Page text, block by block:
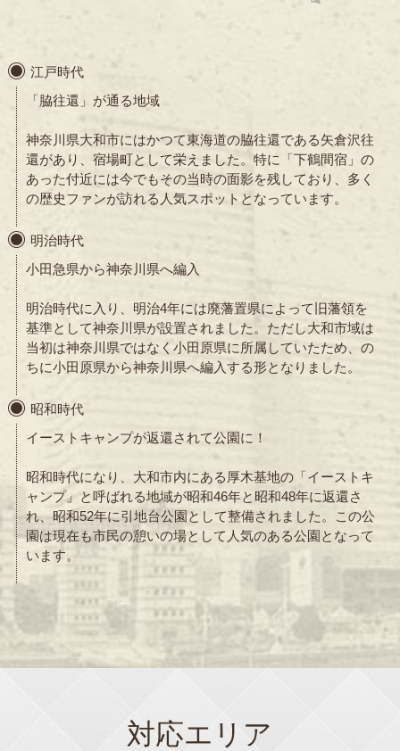
江戸時代
「脇往還」が通る地域
神奈川県大和市にはかつて東海道の脇往還である矢倉沢往
還があり、宿場町として栄えました。特に「下鶴間宿」の
あった付近には今でもその当時の面影を残しており、多く
の歴史ファンが訪れる人気スポットとなっています。
明治時代
小田急県から神奈川県へ編入
明治時代に入り、明治4年には廃藩置県によって旧藩領を
基準として神奈川県が設置されました。ただし大和市域は
当初は神奈川県ではなく小田原県に所属していたため、の
ちに小田原県から神奈川県へ編入する形となりました。
昭和時代
イーストキャンプが返還されて公園に！
昭和時代になり、大和市内にある厚木基地の「イーストキ
ャンプ」と呼ばれる地域が昭和46年と昭和48年に返還さ
れ、昭和52年に引地台公園として整備されました。この公
園は現在も市民の憩いの場として人気のある公園となって
います。
対応エリア